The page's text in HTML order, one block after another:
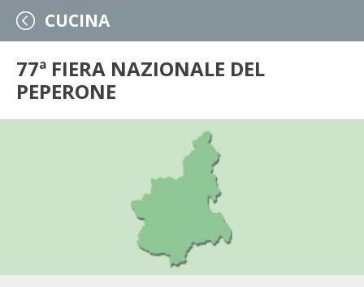
Ricerca
per:
GIARDINO
ORTO
FRUTTETO
CUCINA
77ª FIERA NAZIONALE DEL
PEPERONE